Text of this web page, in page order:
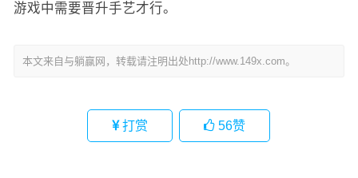
游戏中需要晋升手艺才行。
本文来自与躺赢网，转载请注明出处http://www.149x.com。
打赏 56赞